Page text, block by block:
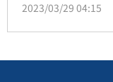
報到場後，緊急
2023/03/29 04:15